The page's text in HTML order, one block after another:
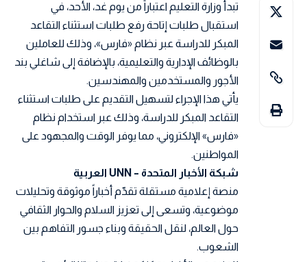
تبدأ وزارة التعليم اعتباراً من يوم غد، الأحد، في
استقبال طلبات إتاحة رفع طلبات استثناء التقاعد
المبكر للدراسة عبر نظام «فارس»، وذلك للعاملين
بالوظائف الإدارية والتعليمية، بالإضافة إلى شاغلي بند
الأجور والمستخدمين والمهندسين.
يأتي هذا الإجراء لتسهيل التقديم على طلبات استثناء
التقاعد المبكر للدراسة، وذلك عبر استخدام نظام
«فارس» الإلكتروني، مما يوفر الوقت والمجهود على
المواطنين.
شبكة الأخبار المتحدة – UNN العربية
منصة إعلامية مستقلة تقدّم أخباراً موثوقة وتحليلات
موضوعية، وتسعى إلى تعزيز السلام والحوار الثقافي
حول العالم، لنقل الحقيقة وبناء جسور التفاهم بين
الشعوب.